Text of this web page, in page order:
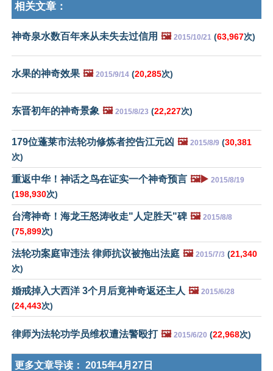
相关文章：
神奇泉水数百年来从未失去过信用 🖼️ 2015/10/21 (63,967次)
水果的神奇效果 🖼️ 2015/9/14 (20,285次)
东晋初年的神奇景象 🖼️ 2015/8/23 (22,227次)
179位蓬莱市法轮功修炼者控告江元凶 🖼️ 2015/8/9 (30,381
次)
重返中华！神话之鸟在证实一个神奇预言 🖼️▶️ 2015/8/19
(198,930次)
台湾神奇！海龙王怒涛收走"人定胜天"碑 🖼️ 2015/8/8
(75,899次)
法轮功案庭审违法 律师抗议被拖出法庭 🖼️ 2015/7/3 (21,340
次)
婚戒掉入大西洋 3个月后竟神奇返还主人 🖼️ 2015/6/28
(24,443次)
律师为法轮功学员维权遭法警殴打 🖼️ 2015/6/20 (22,968次)
更多文章导读： 2015年4月27日